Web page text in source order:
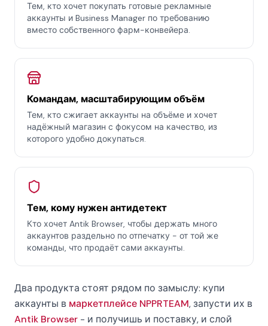
Тем, кто хочет покупать готовые рекламные
аккаунты и Business Manager по требованию
вместо собственного фарм-конвейера.
Командам, масштабирующим объём
Тем, кто сжигает аккаунты на объёме и хочет
надёжный магазин с фокусом на качество, из
которого удобно докупаться.
Тем, кому нужен антидетект
Кто хочет Antik Browser, чтобы держать много
аккаунтов раздельно по отпечатку - от той же
команды, что продаёт сами аккаунты.
Два продукта стоят рядом по замыслу: купи
аккаунты в маркетплейсе NPPRTEAM, запусти их в
Antik Browser - и получишь и поставку, и слой